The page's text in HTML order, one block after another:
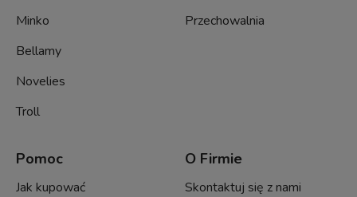
Minko
Bellamy
Novelies
Troll
Przechowalnia
Pomoc
Jak kupować
O Firmie
Skontaktuj się z nami